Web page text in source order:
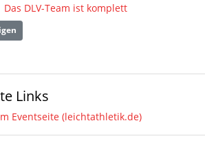
DLV-Team ist komplett
Links
Eventseite (leichtathletik.de)